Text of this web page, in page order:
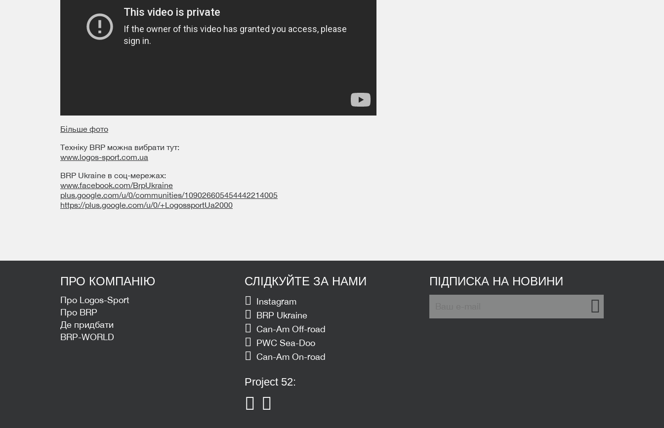
Більше фото
Техніку BRP можна вибрати тут:
www.logos-sport.com.ua
BRP Ukraine в соц-мережах:
www.facebook.com/BrpUkraine
plus.google.com/u/0/communities/109026605454442214005
https://plus.google.com/u/0/+LogossportUa2000
ПІДПИСКА НА НОВИНИ
ПРО КОМПАНІЮ
Про Logos-Sport
Про BRP
Де придбати
BRP-WORLD
СЛІДКУЙТЕ ЗА НАМИ
Instagram
BRP Ukraine
Can-Am Off-road
PWC Sea-Doo
Can-Am On-road
Project 52: